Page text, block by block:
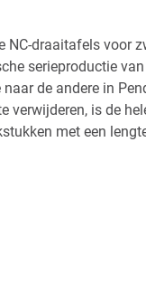
draaitafels voor
serieproductie
de andere in
verwijderen, is de
met een